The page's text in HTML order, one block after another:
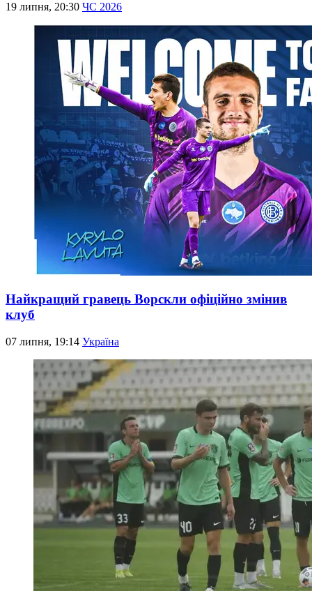
19 липня, 20:30 ЧС 2026
Найкращий гравець Ворскли офіційно змінив
клуб
07 липня, 19:14 Україна